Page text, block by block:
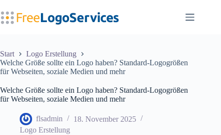
Inhalt
springen
Start
Logo Erstellung
Welche Größe sollte ein Logo haben? Standard-Logogrößen
für Webseiten, soziale Medien und mehr
Welche Größe sollte ein Logo haben? Standard-Logogrößen
für Webseiten, soziale Medien und mehr
flsadmin
18. November 2025
Logo Erstellung